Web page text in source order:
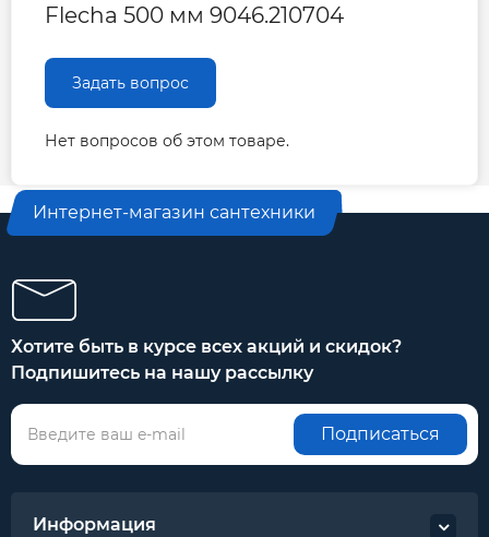
Flecha 500 мм 9046.210704
Задать вопрос
Нет вопросов об этом товаре.
Интернет-магазин сантехники
Хотите быть в курсе всех акций и скидок?
Подпишитесь на нашу рассылку
Подписаться
Информация